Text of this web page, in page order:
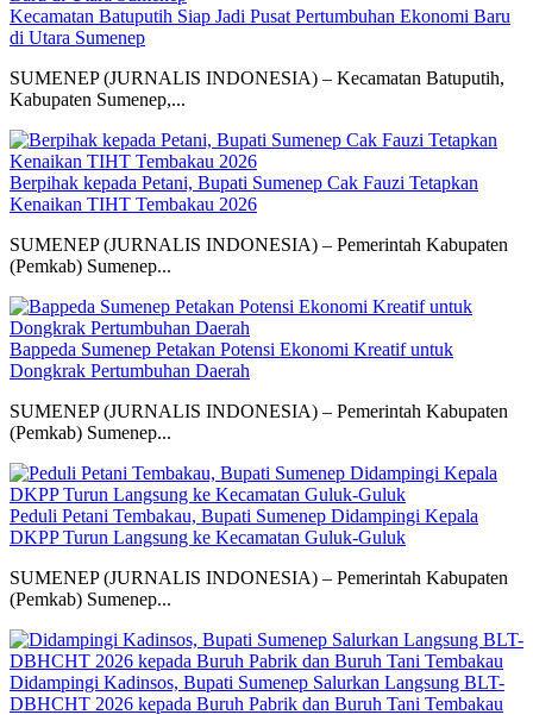
Kecamatan Batuputih Siap Jadi Pusat Pertumbuhan Ekonomi Baru
di Utara Sumenep
SUMENEP (JURNALIS INDONESIA) – Kecamatan Batuputih,
Kabupaten Sumenep,...
Berpihak kepada Petani, Bupati Sumenep Cak Fauzi Tetapkan
Kenaikan TIHT Tembakau 2026
SUMENEP (JURNALIS INDONESIA) – Pemerintah Kabupaten
(Pemkab) Sumenep...
Bappeda Sumenep Petakan Potensi Ekonomi Kreatif untuk
Dongkrak Pertumbuhan Daerah
SUMENEP (JURNALIS INDONESIA) – Pemerintah Kabupaten
(Pemkab) Sumenep...
Peduli Petani Tembakau, Bupati Sumenep Didampingi Kepala
DKPP Turun Langsung ke Kecamatan Guluk-Guluk
SUMENEP (JURNALIS INDONESIA) – Pemerintah Kabupaten
(Pemkab) Sumenep...
Didampingi Kadinsos, Bupati Sumenep Salurkan Langsung BLT-
DBHCHT 2026 kepada Buruh Pabrik dan Buruh Tani Tembakau